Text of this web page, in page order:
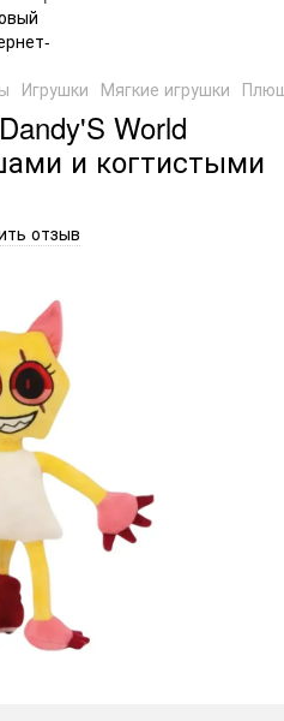
Игрушки Мягкие игрушки
World
и когтистыми
отзыв